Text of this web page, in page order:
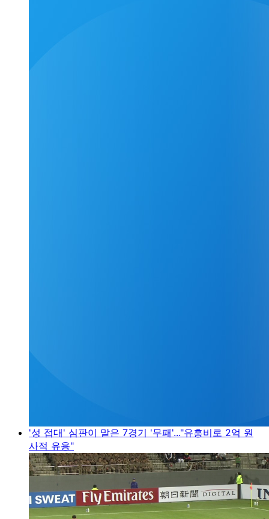
'성 접대' 심판이 맡은 7경기 '무패'..."유흥비로 2억 원
사적 유용"